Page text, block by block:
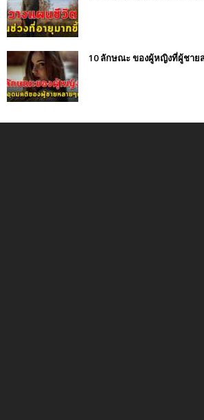
10 ลักษณะ ของผู้หญิงที่ผู้ชาย